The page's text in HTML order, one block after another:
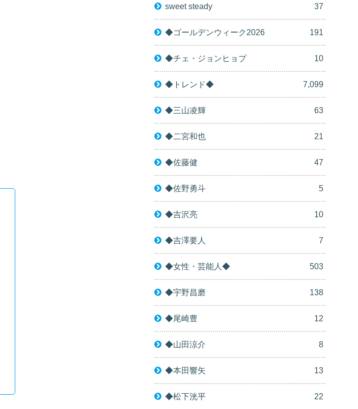
sweet steady 37
◆ゴールデンウィーク2026 191
◆チェ・ジョンヒョプ 10
◆トレンド◆ 7,099
◆三山凌輝 63
◆二宮和也 21
◆佐藤健 47
◆佐野勇斗 5
◆吉沢亮 10
◆吉澤要人 7
◆女性・芸能人◆ 503
◆宇野昌磨 138
◆尾崎豊 12
◆山田涼介 8
◆本田響矢 13
◆松下洸平 22